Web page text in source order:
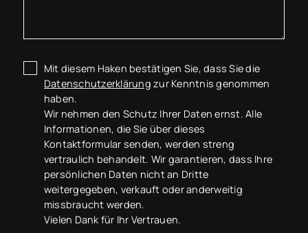
Mit diesem Haken bestätigen Sie, dass Sie die
Datenschutzerklärung zur Kenntnis genommen
haben.
Wir nehmen den Schutz Ihrer Daten ernst. Alle
Informationen, die Sie über dieses
Kontaktformular senden, werden streng
vertraulich behandelt. Wir garantieren, dass Ihre
persönlichen Daten nicht an Dritte
weitergegeben, verkauft oder anderweitig
missbraucht werden.
Vielen Dank für Ihr Vertrauen.